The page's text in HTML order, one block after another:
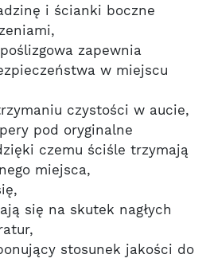
i ścianki boczne
zapewnia
w miejscu
czystości w aucie,
pod oryginalne
czemu ściśle trzymają
miejsca,
się na skutek nagłych
stosunek jakości do